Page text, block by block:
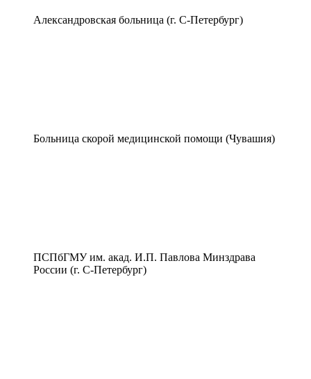
Александровская больница (г. С-Петербург)
Больница скорой медицинской помощи (Чувашия)
ПСПбГМУ им. акад. И.П. Павлова Минздрава
России (г. С-Петербург)